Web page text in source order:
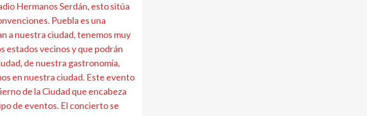
Hermanos Serdán, esto sitúa
Puebla es una
a nuestra ciudad, tenemos muy
estados vecinos y que podrán
de nuestra gastronomía,
en nuestra ciudad. Este evento
de la Ciudad que encabeza
de eventos. El concierto se